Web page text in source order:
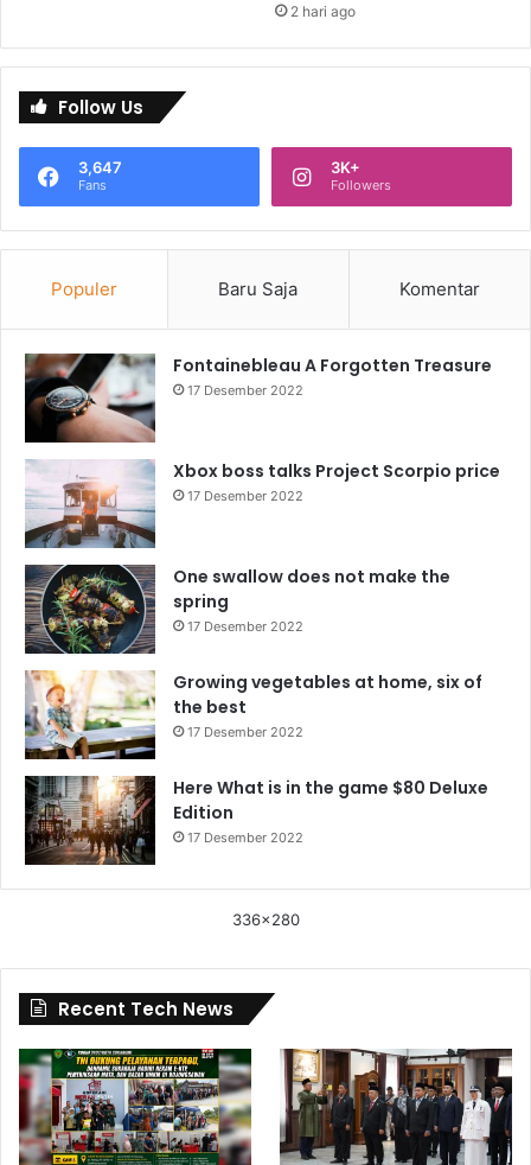
2 hari ago
Follow Us
3,647
Fans
3K+
Followers
Populer Baru Saja Komentar
Fontainebleau A Forgotten Treasure
17 Desember 2022
Xbox boss talks Project Scorpio price
17 Desember 2022
One swallow does not make the
spring
17 Desember 2022
Growing vegetables at home, six of
the best
17 Desember 2022
Here What is in the game $80 Deluxe
Edition
17 Desember 2022
336x280
Recent Tech News